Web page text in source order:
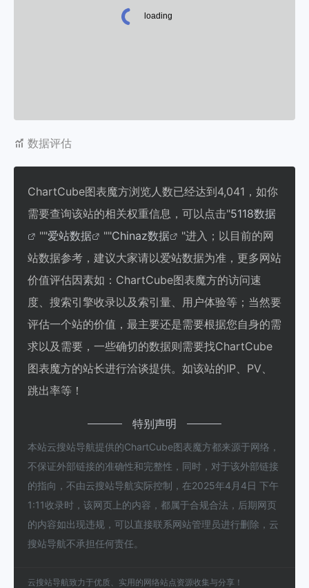
数据评估
ChartCube图表魔方浏览人数已经达到4,041，如你
需要查询该站的相关权重信息，可以点击"5118数据
""爱站数据 ""Chinaz数据
"进入；以目前的网
站数据参考，建议大家请以爱站数据为准，更多网站
价值评估因素如：ChartCube图表魔方的访问速
度、搜索引擎收录以及索引量、用户体验等；当然要
评估一个站的价值，最主要还是需要根据您自身的需
求以及需要，一些确切的数据则需要找ChartCube
图表魔方的站长进行洽谈提供。如该站的IP、PV、
跳出率等！
特别声明
本站云搜站导航提供的ChartCube图表魔方都来源于网络，
不保证外部链接的准确性和完整性，同时，对于该外部链接
的指向，不由云搜站导航实际控制，在2025年4月4日 下午
1:11收录时，该网页上的内容，都属于合规合法，后期网页
的内容如出现违规，可以直接联系网站管理员进行删除，云
搜站导航不承担任何责任。
云搜站导航致力于优质、实用的网络站点资源收集与分享！